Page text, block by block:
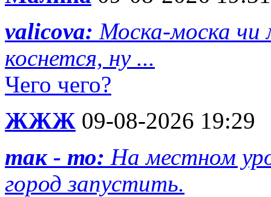
valicova: Моска-моска чи
коснется, ну ...
Чего чего?
ЖЖЖ 09-08-2026 19:29
так - то: На местном
город запустить.